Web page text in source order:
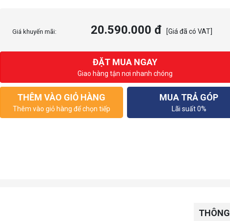
Giá khuyến mãi: 20.590.000 đ [Giá đã có VAT]
ĐẶT MUA NGAY
Giao hàng tận nơi nhanh chóng
THÊM VÀO GIỎ HÀNG
Thêm vào giỏ hàng để chọn tiếp
MUA TRẢ GÓP
Lãi suất 0%